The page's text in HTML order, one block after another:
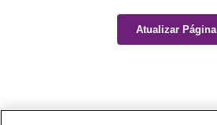
Atualizar Página